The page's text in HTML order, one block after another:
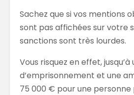
Sachez que si vos mentions
sont pas affichées sur votre
sanctions sont très lourdes.
Vous risquez en effet, jusqu’à
d’emprisonnement et une
75 000 € pour une personne